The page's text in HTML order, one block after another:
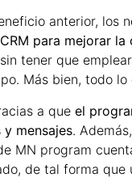
anterior, los
para mejorar la
tener que
Más bien, todo lo
a que el
mensajes.
MN program
de tal forma que